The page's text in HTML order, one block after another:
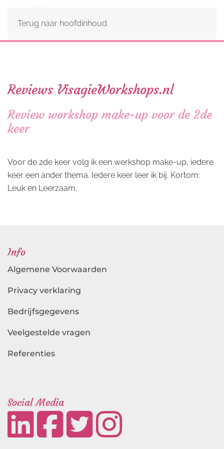
Terug naar hoofdinhoud
Reviews VisagieWorkshops.nl
Review workshop make-up voor de 2de
keer
Voor de 2de keer volg ik een werkshop make-up, iedere
keer een ander thema. Iedere keer leer ik bij. Kortom:
Leuk en Leerzaam.
Info
Algemene Voorwaarden
Privacy verklaring
Bedrijfsgegevens
Veelgestelde vragen
Referenties
Social Media